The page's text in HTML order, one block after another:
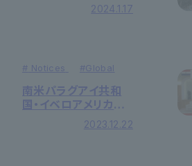
50th anniversary
Ikeda
2024.1.17
# Notices #Global
南米パラグアイ共和
国・イベロアメリカ大
学より創立者に名誉博
2023.12.22